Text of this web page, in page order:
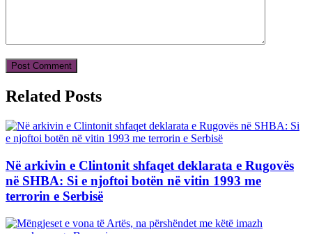
Related Posts
Në arkivin e Clintonit shfaqet deklarata e Rugovës
në SHBA: Si e njoftoi botën në vitin 1993 me
terrorin e Serbisë